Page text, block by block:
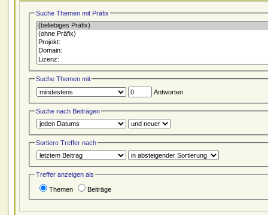
Suche Themen mit Präfix
Suche Themen mit
Antworten
Suche nach Beiträgen
Sortiere Treffer nach
Treffer anzeigen als
Themen Beiträge